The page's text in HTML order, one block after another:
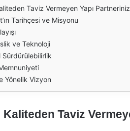
Taviz Vermeyen Yapı Partneriniz
Tarihçesi ve Misyonu
ve Teknoloji
Sürdürülebilirlik
Yönelik Vizyon
Taviz